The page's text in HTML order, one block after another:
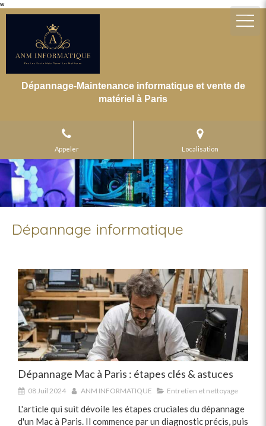
w
Dépannage-Maintenance informatique et vente de
matériel à Paris
Appeler Localisation
Dépannage informatique
Dépannage Mac à Paris : étapes clés & astuces
08 Juil 2024 ANM INFORMATIQUE Entretien et nettoyage
L'article qui suit dévoile les étapes cruciales du dépannage
d'un Mac à Paris. Il commence par un diagnostic précis, puis